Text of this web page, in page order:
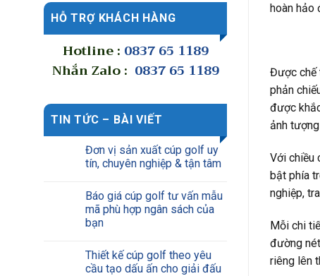
HỖ TRỢ KHÁCH HÀNG
Hotline : 0837 65 1189
Nhắn Zalo : 0837 65 1189
TIN TỨC – BÀI VIẾT
Đơn vị sản xuất cúp golf uy
tín, chuyên nghiệp & tận tâm
Báo giá cúp golf tư vấn mẫu
mã phù hợp ngân sách của
bạn
Thiết kế cúp golf theo yêu
cầu tạo dấu ấn cho giải đấu
hoàn hảo
Được chế
phản
được
ảnh
Với chiều
bật phía
nghiệp,
Mỗi chi
đường
riêng lên